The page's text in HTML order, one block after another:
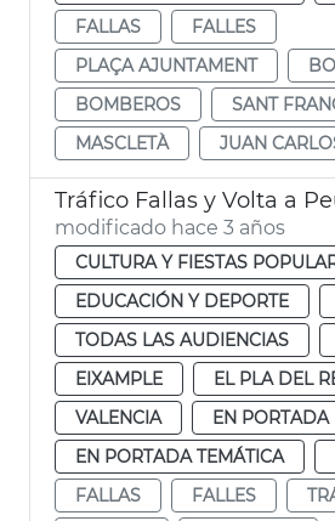
FALLAS
FALLES
PLAÇA AJUNTAMENT
BOMBEROS
SANT
MASCLETÀ
JUAN
Tráfico Fallas y Volta a
modificado hace 3 años
CULTURA Y FIESTAS
EDUCACIÓN Y DEPORTE
TODAS LAS AUDIENCIAS
EIXAMPLE
EL PLA DEL
VALENCIA
EN PORTADA
EN PORTADA TEMÁTICA
FALLAS
FALLES